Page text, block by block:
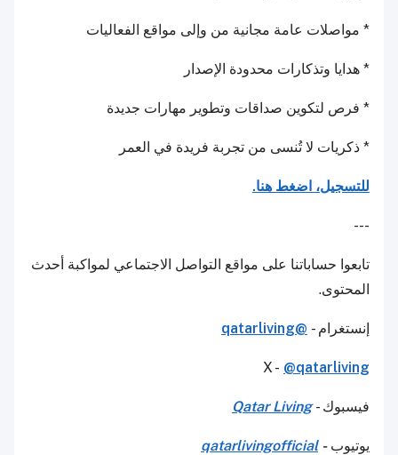
* مواصلات عامة مجانية من وإلى مواقع الفعاليات
* هدايا وتذكارات محدودة الإصدار
* فرص لتكوين صداقات وتطوير مهارات جديدة
* ذكريات لا تُنسى من تجربة فريدة في العمر
للتسجيل، اضغط هنا.
---
تابعوا حساباتنا على مواقع التواصل الاجتماعي لمواكبة أحدث
المحتوى.
إنستغرام - @qatarliving
X - @qatarliving
فيسبوك -Qatar Living
يوتيوب-
qatarlivingofficial